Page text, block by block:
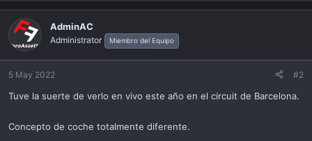
a
c
t
i
o
n
:
AdminAC
Administrator Miembro del Equipo
5 May 2022 #2
Tuve la suerte de verlo en vivo este año en el circuit de Barcelona.
Concepto de coche totalmente diferente.